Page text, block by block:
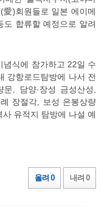
愛)회원들로 일본 에이메
도 합류할 예정으로 알려
식에 참가하고 22일 수
강항로드탐방에 나서 전
문, 담양·장성 금성산성,
장절각, 보성 은봉상량
유적지 탐방에 나설 예
올려 0 내려 0